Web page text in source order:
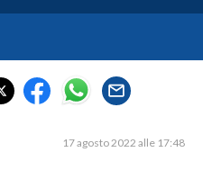
17 agosto 2022 alle 17:48